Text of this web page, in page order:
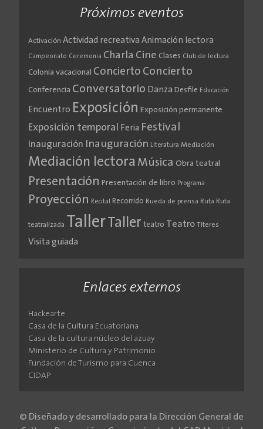
Próximos eventos
Activación Actividad recreativa Animación lectora
Campeonato Ceremonia Charla Cine Clases Club de lectura
Colonia vacacional Concierto Concierto
Conferencia Conversatorio Danza Desfile Educación
Encuentro Exposición Exposición permanente
Exposición temporal Feria Festival
Inauguración Inauguración Literatura Mediación
Mediación lectora Música Obra teatral
Presentación Presentación de libro Programa
Proyección Recital Recorrido Rueda de prensa Ruta Ruta
teatralizada Taller Taller teatro Teatro Títeres
Visita guiada
Enlaces externos
Hackearte
Casa de la Cultura Ecuatoriana
Casa de la cultura núcleo del azuay
Ministerio de Cultura y Patrimonio
Fundación de Turismo para Cuenca
CIDAP
© Diseñado y desarrollado para la Dirección General de